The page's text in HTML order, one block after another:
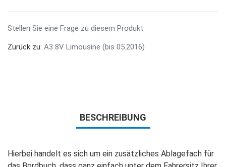
Stellen Sie eine Frage zu diesem Produkt
Zurück zu: A3 8V Limousine (bis 05.2016)
BESCHREIBUNG
Hierbei handelt es sich um ein zusätzliches Ablagefach für